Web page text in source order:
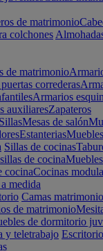
de matrimonio
colchones
de matrimonio
correderas
Armarios
auxiliaresZapateros
SillasMesas de salón
Estanterias
Sillas de cocinas
de cocina
cocinaCocinas
medida
Camas matrimonio
de matrimonio
de dormitorio
y teletrabajo